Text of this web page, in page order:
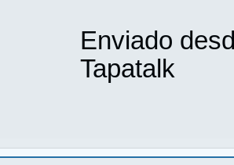
Enviado
Tapatalk